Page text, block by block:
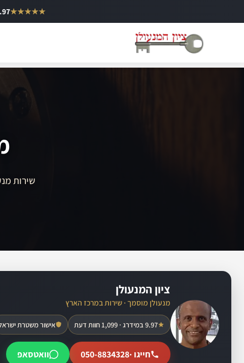
לתוכן
★★★★★
שירות
ציון המנעולן
מנעולן מוסמך · שירות במרכז הארץ
9.97 במידרג · 1,099 חוות דעת אישור משטרת
חייגו ·050-8834328 וואטסאפ